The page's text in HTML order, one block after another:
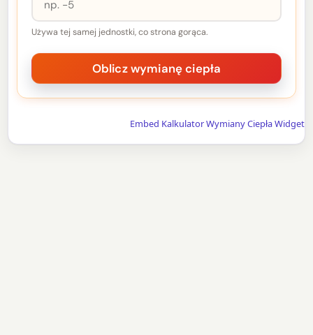
Używa tej samej jednostki, co strona gorąca.
Embed Kalkulator Wymiany Ciepła Widget